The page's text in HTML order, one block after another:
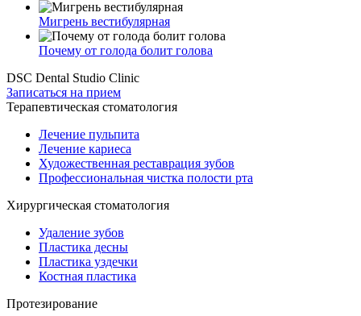
Мигрень вестибулярная
Почему от голода болит голова
DSC Dental Studio Clinic
Записаться на прием
Терапевтическая стоматология
Лечение пульпита
Лечение кариеса
Художественная реставрация зубов
Профессиональная чистка полости рта
Хирургическая стоматология
Удаление зубов
Пластика десны
Пластика уздечки
Костная пластика
Протезирование